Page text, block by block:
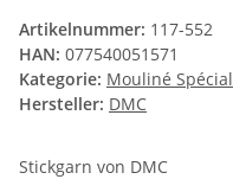
Artikelnummer: 117-552
HAN: 077540051571
Kategorie: Mouliné Spécial
Hersteller: DMC
Stickgarn von DMC